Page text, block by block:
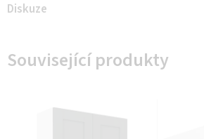
Diskuze
Související produkty